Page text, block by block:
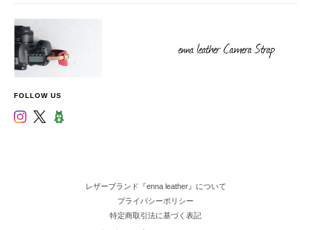
FOLLOW US
レザーブランド『enna leather』について
プライバシーポリシー
特定商取引法に基づく表記